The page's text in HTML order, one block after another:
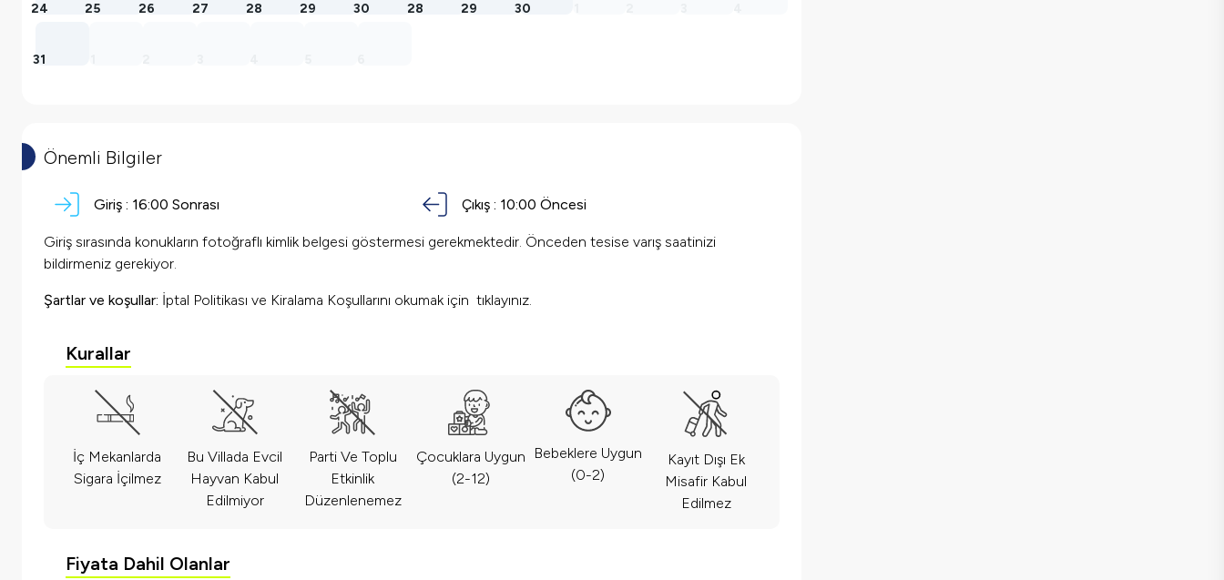
24 25 26 27 28 29 30
31
28 29 30
Önemli Bilgiler
Giriş : 16:00 Sonrası Çıkış : 10:00 Öncesi
Giriş sırasında konukların fotoğraflı kimlik belgesi göstermesi gerekmektedir. Önceden tesise varış saatinizi
bildirmeniz gerekiyor.
Şartlar ve koşullar: İptal Politikası ve Kiralama Koşullarını okumak için tıklayınız.
Kurallar
İç Mekanlarda
Sigara İçilmez
Bu Villada Evcil
Hayvan Kabul
Edilmiyor
Parti Ve Toplu
Etkinlik
Düzenlenemez
Çocuklara Uygun
(2-12)
Bebeklere Uygun
(0-2)
Kayıt Dışı Ek
Misafir Kabul
Edilmez
Fiyata Dahil Olanlar